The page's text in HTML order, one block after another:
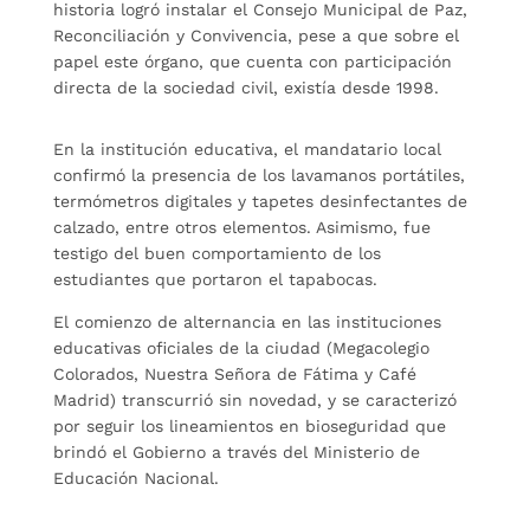
historia logró instalar el Consejo Municipal de Paz,
Reconciliación y Convivencia, pese a que sobre el
papel este órgano, que cuenta con participación
directa de la sociedad civil, existía desde 1998.
En la institución educativa, el mandatario local
confirmó la presencia de los lavamanos portátiles,
termómetros digitales y tapetes desinfectantes de
calzado, entre otros elementos. Asimismo, fue
testigo del buen comportamiento de los
estudiantes que portaron el tapabocas.
El comienzo de alternancia en las instituciones
educativas oficiales de la ciudad (Megacolegio
Colorados, Nuestra Señora de Fátima y Café
Madrid) transcurrió sin novedad, y se caracterizó
por seguir los lineamientos en bioseguridad que
brindó el Gobierno a través del Ministerio de
Educación Nacional.